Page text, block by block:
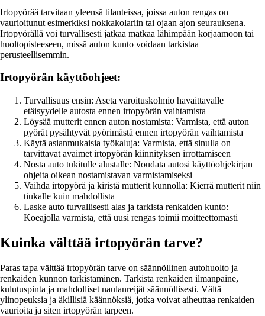
Irtopyörää tarvitaan yleensä tilanteissa, joissa auton rengas on
vaurioitunut esimerkiksi nokkakolariin tai ojaan ajon seurauksena.
Irtopyörällä voi turvallisesti jatkaa matkaa lähimpään korjaamoon tai
huoltopisteeseen, missä auton kunto voidaan tarkistaa
perusteellisemmin.
Irtopyörän käyttöohjeet:
Turvallisuus ensin: Aseta varoituskolmio havaittavalle
etäisyydelle autosta ennen irtopyörän vaihtamista
Löysää mutterit ennen auton nostamista: Varmista, että auton
pyörät pysähtyvät pyörimästä ennen irtopyörän vaihtamista
Käytä asianmukaisia työkaluja: Varmista, että sinulla on
tarvittavat avaimet irtopyörän kiinnityksen irrottamiseen
Nosta auto tukitulle alustalle: Noudata autosi käyttöohjekirjan
ohjeita oikean nostamistavan varmistamiseksi
Vaihda irtopyörä ja kiristä mutterit kunnolla: Kierrä mutterit niin
tiukalle kuin mahdollista
Laske auto turvallisesti alas ja tarkista renkaiden kunto:
Koeajolla varmista, että uusi rengas toimii moitteettomasti
Kuinka välttää irtopyörän tarve?
Paras tapa välttää irtopyörän tarve on säännöllinen autohuolto ja
renkaiden kunnon tarkistaminen. Tarkista renkaiden ilmanpaine,
kulutuspinta ja mahdolliset naulanreijät säännöllisesti. Vältä
ylinopeuksia ja äkillisiä käännöksiä, jotka voivat aiheuttaa renkaiden
vaurioita ja siten irtopyörän tarpeen.